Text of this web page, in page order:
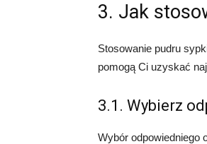
3. Jak
Stosowanie pudru
pomogą Ci uzyskać
3.1. Wybierz
Wybór odpowiedniego